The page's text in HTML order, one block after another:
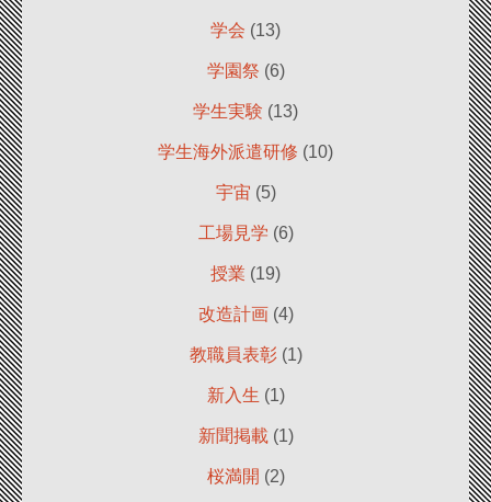
学会 (13)
学園祭 (6)
学生実験 (13)
学生海外派遣研修 (10)
宇宙 (5)
工場見学 (6)
授業 (19)
改造計画(4)
教職員表彰(1)
新入生 (1)
新聞掲載 (1)
桜満開 (2)